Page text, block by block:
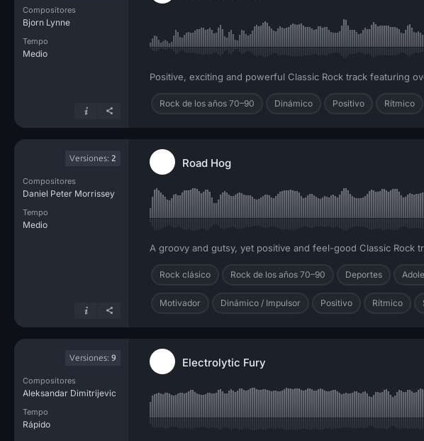
Compositores
Bjorn Lynne
Tempo
Medio
Positive, exciting and powerful Classic Rock track featuring
Rock de los años 70–90 Dinámico Positivo Rítmico
Versiones: 2
Compositores
Daniel Peter Morrissey
Tempo
Medio
Road Hog
A groovy and gutsy, yet positive and feel-good Classic
Rock clásico Rock de los años 70–90 Deportes
Motivador Dinámico / Impulsor Positivo Rítmico
Versiones: 9
Compositores
Aleksandar Dimitrijevic
Tempo
Rápido
Electrolytic Fury